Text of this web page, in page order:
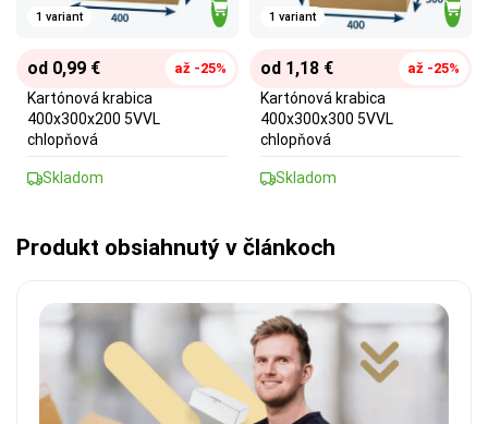
1 variant
od 0,99 € až -25%
Kartónová krabica
400x300x200 5VVL
chlopňová
Skladom
1 variant
od 1,18 € až -25%
Kartónová krabica
400x300x300 5VVL
chlopňová
Skladom
Produkt obsiahnutý v článkoch